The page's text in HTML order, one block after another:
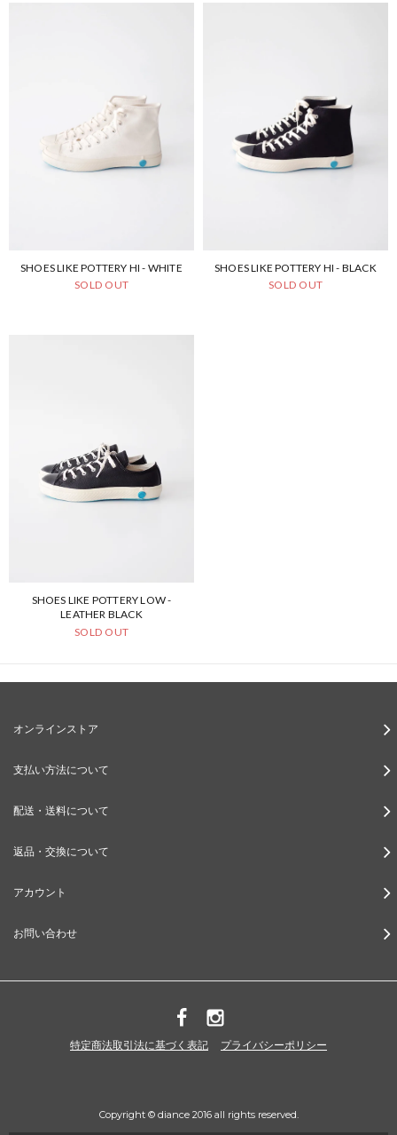
SHOES LIKE POTTERY HI - WHITE
SOLD OUT
SHOES LIKE POTTERY HI - BLACK
SOLD OUT
SHOES LIKE POTTERY LOW -
LEATHER BLACK
SOLD OUT
オンラインストア
支払い方法について
配送・送料について
返品・交換について
アカウント
お問い合わせ
特定商法取引法に基づく表記 プライバシーポリシー
Copyright © diance 2016 all rights reserved.